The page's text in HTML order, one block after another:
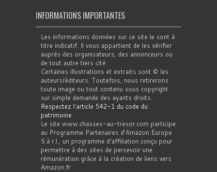
INFORMATIONS IMPORTANTES
Les informations données sur ce site le sont à
titre indicatif. Il vous appartient de les vérifier
auprès des organisateurs, des annonceurs ou
de tout autre tiers cité.
Certaines illustrations et extraits sont © les
auteurs/éditeurs. Toutefois, nous retirerons
toute image ou tout contenu sous copyright
sur simple demande des ayants droits.
Respectez l'article 542-1 du code du
patrimoine.
Le site www.chasses-au-tresor.com participe
au Programme Partenaires d’Amazon Europe
S.à r.l., un programme d’affiliation conçu pour
permettre à des sites de percevoir une
rémunération grâce à la création de liens vers
Amazon.fr